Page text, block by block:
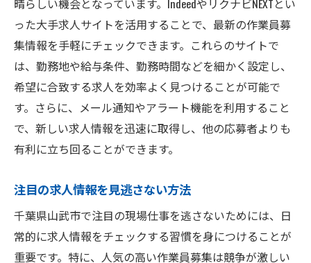
晴らしい機会となっています。IndeedやリクナビNEXTとい
った大手求人サイトを活用することで、最新の作業員募
集情報を手軽にチェックできます。これらのサイトで
は、勤務地や給与条件、勤務時間などを細かく設定し、
希望に合致する求人を効率よく見つけることが可能で
す。さらに、メール通知やアラート機能を利用すること
で、新しい求人情報を迅速に取得し、他の応募者よりも
有利に立ち回ることができます。
注目の求人情報を見逃さない方法
千葉県山武市で注目の現場仕事を逃さないためには、日
常的に求人情報をチェックする習慣を身につけることが
重要です。特に、人気の高い作業員募集は競争が激しい